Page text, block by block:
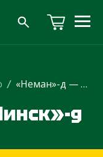
/ «Неман»-д — «Минск»-д
д